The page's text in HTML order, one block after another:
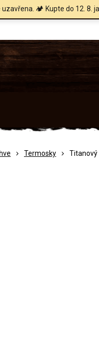
uzavřena. 🏕️ Kupte do 12. 8.
Termosky Titanový